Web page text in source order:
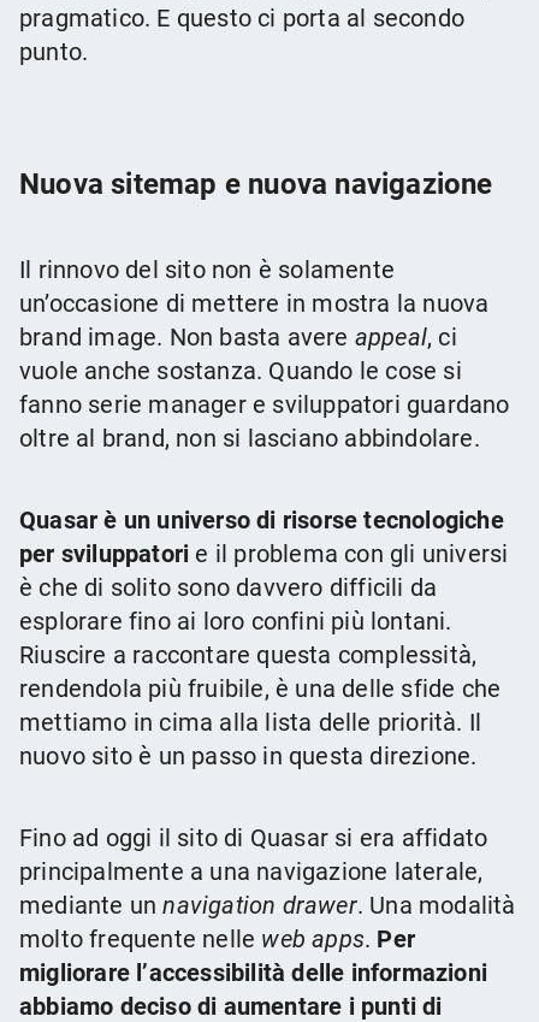
pragmatico. E questo ci porta al secondo
punto.
Nuova sitemap e nuova navigazione
Il rinnovo del sito non è solamente
un’occasione di mettere in mostra la nuova
brand image. Non basta avere appeal, ci
vuole anche sostanza. Quando le cose si
fanno serie manager e sviluppatori guardano
oltre al brand, non si lasciano abbindolare.
Quasar è un universo di risorse tecnologiche
per sviluppatori e il problema con gli universi
è che di solito sono davvero difficili da
esplorare fino ai loro confini più lontani.
Riuscire a raccontare questa complessità,
rendendola più fruibile, è una delle sfide che
mettiamo in cima alla lista delle priorità. Il
nuovo sito è un passo in questa direzione.
Fino ad oggi il sito di Quasar si era affidato
principalmente a una navigazione laterale,
mediante unnavigation drawer. Una modalità
molto frequente nelle web apps. Per
migliorare l’accessibilità delle informazioni
abbiamo deciso di aumentare i punti di